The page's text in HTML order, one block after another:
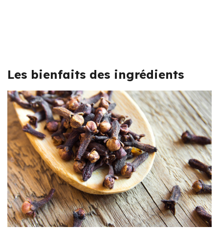
Les bienfaits des ingrédients